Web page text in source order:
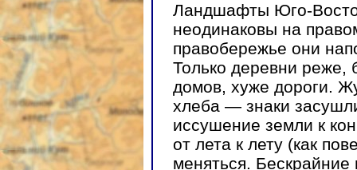
Ландшафты Юго-
неодинаковы на
правобережье они
Только деревни
домов, хуже дороги.
хлеба — знаки
иссушение земли к
от лета к лету (как
меняться.